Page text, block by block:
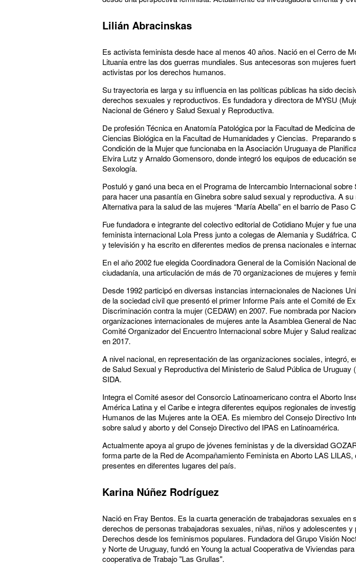
Lilián Abracinskas
Es activista feminista desde hace al menos 40 años. Nació en el Cerro de
Lituania entre las dos guerras mundiales. Sus antecesoras son mujeres
activistas por los derechos humanos.
Su trayectoria es larga y su influencia en las políticas públicas ha sido
derechos sexuales y reproductivos. Es fundadora y directora de MYSU
Nacional de Género y Salud Sexual y Reproductiva.
De profesión Técnica en Anatomía Patológica por la Facultad de Medicina
Ciencias Biológica en la Facultad de Humanidades y Ciencias.
Condición de la Mujer que funcionaba en la Asociación Uruguaya de
Elvira Lutz y Arnaldo Gomensoro, donde integró los equipos de educación
Sexología.
Postuló y ganó una beca en el Programa de Intercambio Internacional
para hacer una pasantía en Ginebra sobre salud sexual y reproductiva. A
Alternativa para la salud de las mujeres “María Abella” en el barrio de Paso
Fue fundadora e integrante del colectivo editorial de Cotidiano Mujer y fue
feminista internacional Lola Press junto a colegas de Alemania y Sudáfrica.
y televisión y ha escrito en diferentes medios de prensa nacionales e
En el año 2002 fue elegida Coordinadora General de la Comisión Nacional
ciudadanía, una articulación de más de 70 organizaciones de mujeres y
Desde 1992 participó en diversas instancias internacionales de Naciones
de la sociedad civil que presentó el primer Informe País ante el Comité de
Discriminación contra la mujer (CEDAW) en 2007. Fue nombrada por
organizaciones internacionales de mujeres ante la Asamblea General de
Comité Organizador del Encuentro Internacional sobre Mujer y Salud
en 2017.
A nivel nacional, en representación de las organizaciones sociales, integró,
de Salud Sexual y Reproductiva del Ministerio de Salud Pública de
SIDA.
Integra el Comité asesor del Consorcio Latinoamericano contra el Aborto
América Latina y el Caribe e integra diferentes equipos regionales de
Humanos de las Mujeres ante la OEA. Es miembro del Consejo Directivo
sobre salud y aborto y del Consejo Directivo del IPAS en Latinoamérica.
Actualmente apoya al grupo de jóvenes feministas y de la diversidad
forma parte de la Red de Acompañamiento Feminista en Aborto LAS
presentes en diferentes lugares del país.
Karina Núñez Rodríguez
Nació en Fray Bentos. Es la cuarta generación de trabajadoras sexuales
derechos de personas trabajadoras sexuales, niñas, niños y adolescentes
Derechos desde los feminismos populares. Fundadora del Grupo Visión
y Norte de Uruguay, fundó en Young la actual Cooperativa de Viviendas
cooperativa de Trabajo "Las Grullas".